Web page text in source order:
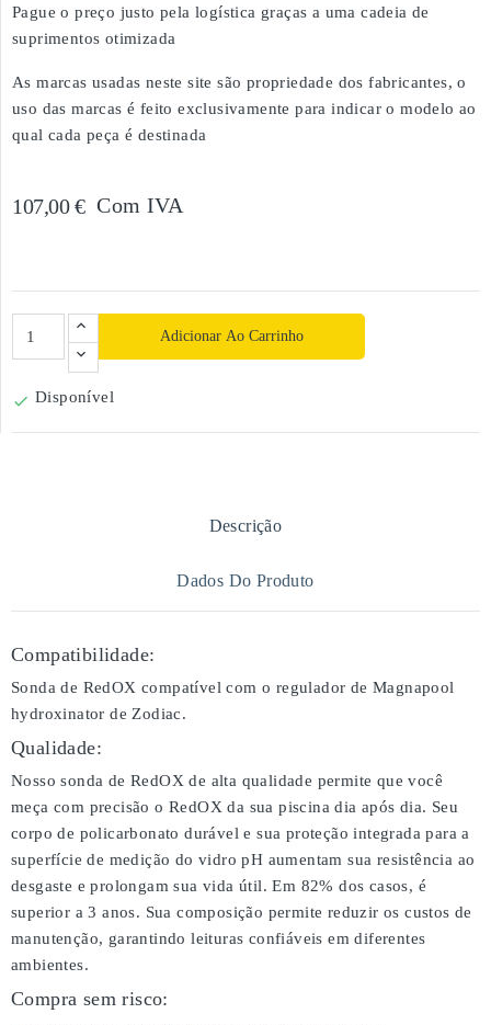
Pague o preço justo pela logística graças a uma cadeia de
suprimentos otimizada
As marcas usadas neste site são propriedade dos fabricantes, o
uso das marcas é feito exclusivamente para indicar o modelo ao
qual cada peça é destinada
107,00 € Com IVA
Adicionar Ao Carrinho
 Disponível
Descrição
Dados Do Produto
Compatibilidade:
Sonda de RedOX compatível com o regulador de Magnapool
hydroxinator de Zodiac.
Qualidade:
Nosso sonda de RedOX de alta qualidade permite que você
meça com precisão o RedOX da sua piscina dia após dia. Seu
corpo de policarbonato durável e sua proteção integrada para a
superfície de medição do vidro pH aumentam sua resistência ao
desgaste e prolongam sua vida útil. Em 82% dos casos, é
superior a 3 anos. Sua composição permite reduzir os custos de
manutenção, garantindo leituras confiáveis em diferentes
ambientes.
Compra sem risco: